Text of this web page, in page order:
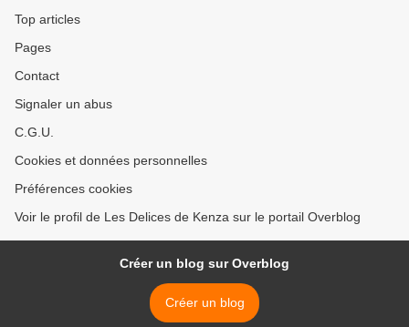
Top articles
Pages
Contact
Signaler un abus
C.G.U.
Cookies et données personnelles
Préférences cookies
Voir le profil de Les Delices de Kenza sur le portail Overblog
Créer un blog sur Overblog
Créer un blog